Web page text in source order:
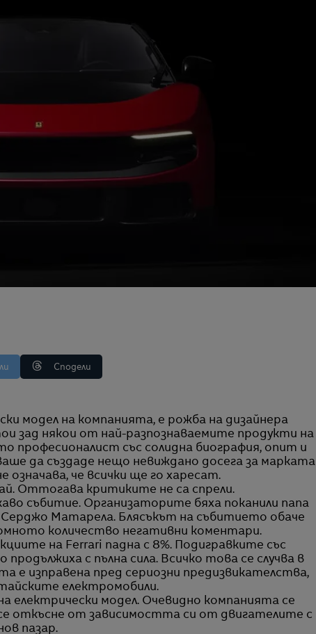
Сподели
зад някои от най-разпознаваемите продукти на
професионалист със солидна биография, опит и
да създаде нещо невиждано досега за марката
означава, че всички ще го харесат.
Оттогава критиките не са спрели.
събитие. Организаторите бяха поканили папа
Матарела. Блясъкът на събитието обаче
количество негативни коментари.
на Ferrari падна с 8%. Подигравките със
с пълна сила. Всичко това се случва в
е изправена пред сериозни предизвикателства,
електромобили.
електрически модел. Очевидно компанията се
откъсне от зависимостта си от двигателите с
пазар.